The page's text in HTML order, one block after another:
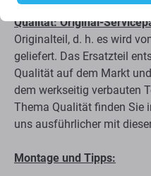
Qualität: Original-
Originalteil, d. h. es wird
geliefert. Das Ersatzteil
Qualität auf dem Markt
dem werkseitig verbauten
Thema Qualität finden Sie
uns ausführlicher mit
Montage und Tipps: